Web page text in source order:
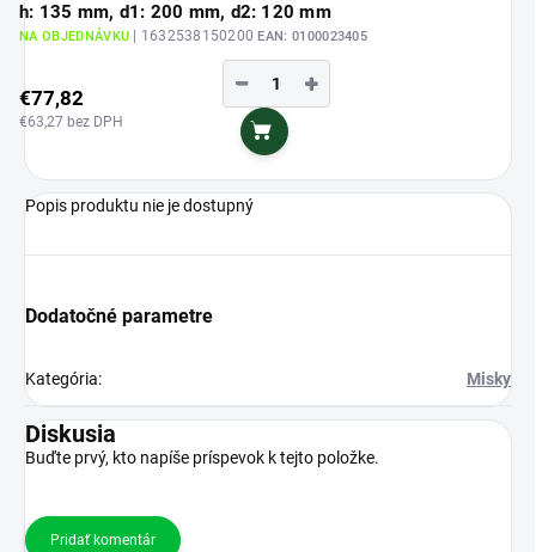
h: 135 mm, d1: 200 mm, d2: 120 mm
NA OBJEDNÁVKU | 1632538150200EAN: 0100023405
€77,82
€63,27 bez DPH
+
−
Do košíka
Popis produktu nie je dostupný
Dodatočné parametre
Kategória: Misky
Diskusia
Buďte prvý, kto napíše príspevok k tejto položke.
Pridať komentár